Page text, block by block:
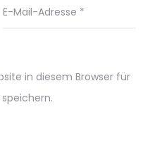
E-Mail-Adresse *
in diesem Browser für